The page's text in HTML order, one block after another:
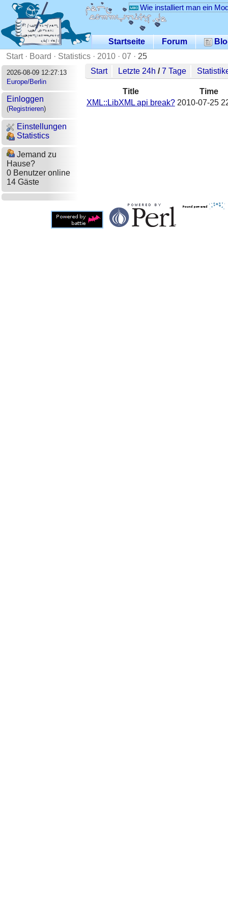
Wie installiert man ein
Startseite Forum
Start· Board · Statistics · 2010 · 07 · 25
2026-08-09 12:27:13
Europe/Berlin
Einloggen
(Registrieren)
Einstellungen
Statistics
Jemand zu
Hause?
0 Benutzer online
14 Gäste
Start Letzte 24h /7 Tage
Title
Time
XML::LibXML api break? 2010-07-25